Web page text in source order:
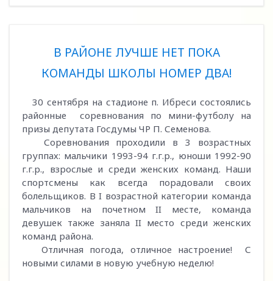
В РАЙОНЕ ЛУЧШЕ НЕТ ПОКА
КОМАНДЫ ШКОЛЫ НОМЕР ДВА!
30 сентября на стадионе п. Ибреси состоялись
районные соревнования по мини-футболу на
призы депутата Госдумы ЧР П. Семенова.
Соревнования проходили в 3 возрастных
группах: мальчики 1993-94 г.г.р., юноши 1992-90
г.г.р., взрослые и среди женских команд. Наши
спортсмены как всегда порадовали своих
болельщиков. В I возрастной категории команда
мальчиков на почетном II месте, команда
девушек также заняла II место среди женских
команд района.
Отличная погода, отличное настроение! С
новыми силами в новую учебную неделю!